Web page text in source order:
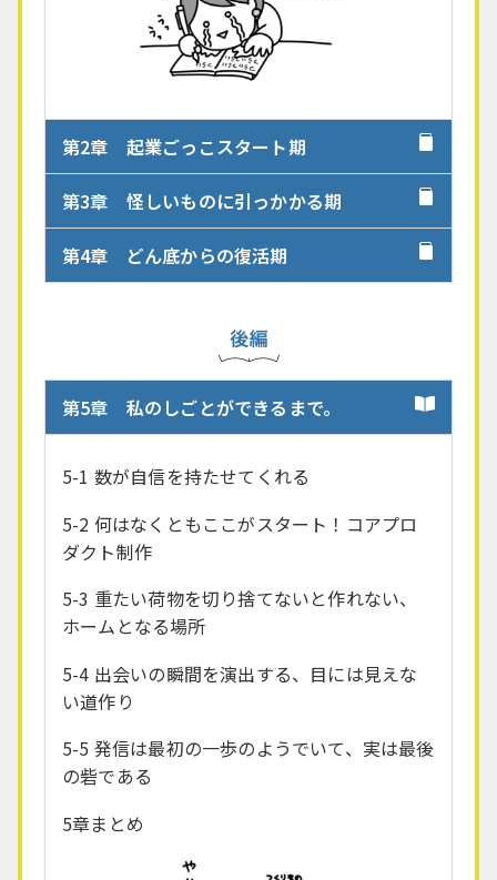
第2章 起業ごっこスタート期
第3章 怪しいものに引っかかる期
第4章 どん底からの復活期
第5章 私のしごとができるまで。
5-1 数が自信を持たせてくれる
5-2 何はなくともここがスタート！コアプロ
ダクト制作
5-3 重たい荷物を切り捨てないと作れない、
ホームとなる場所
5-4 出会いの瞬間を演出する、目には見えな
い道作り
5-5 発信は最初の一歩のようでいて、実は最後
の砦である
5章まとめ